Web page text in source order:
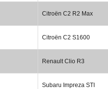
Citroën C2 R2 Max
Citroën C2 S1600
Renault Clio R3
Subaru Impreza STI